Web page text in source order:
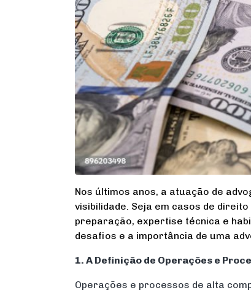
Nos últimos anos, a atuação de
visibilidade. Seja em casos de
preparação, expertise técnica e
desafios e a importância de uma
1. A Definição de Operações e
Operações e processos de alta